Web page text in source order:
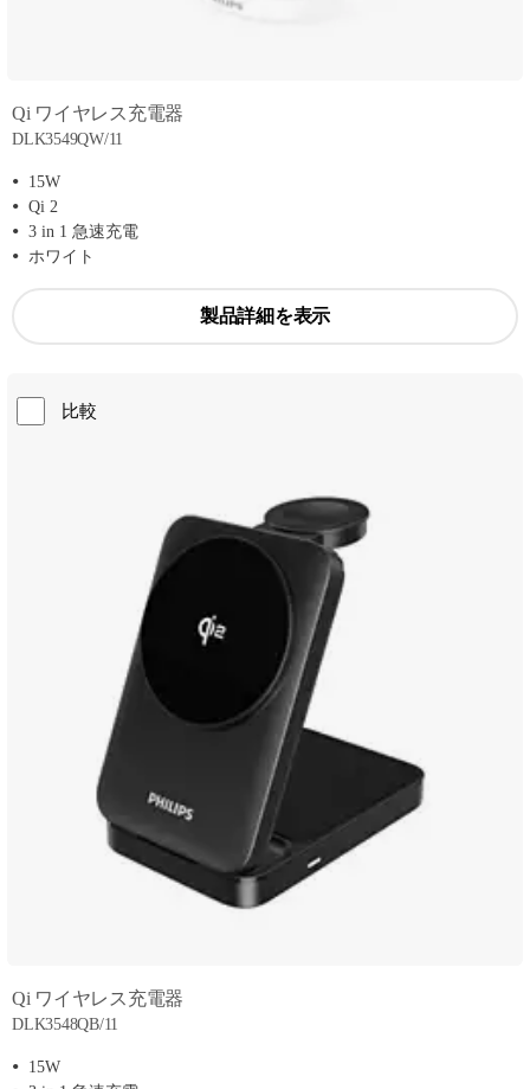
Qi ワイヤレス充電器
DLK3549QW/11
15W
Qi 2
3 in 1 急速充電
ホワイト
製品詳細を表示
比較
Qi ワイヤレス充電器
DLK3548QB/11
15W